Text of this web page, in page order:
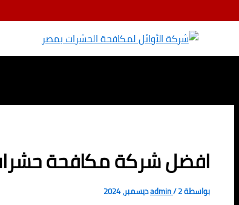
افضل شركة مكافحة حشرات فى
بواسطة admin/2 ديسمبر، 2024